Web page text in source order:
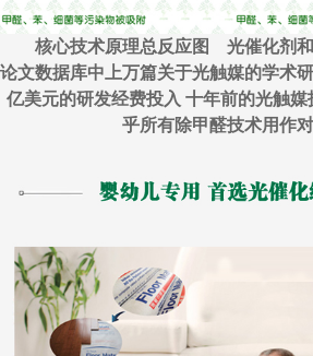
核心技术原理总反应图 光催化剂
论文数据库中上万篇关于光触媒的学术
亿美元的研发经费投入 十年前的光触
乎所有除甲醛技术用作